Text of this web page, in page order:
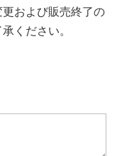
および販売終了の
ください。